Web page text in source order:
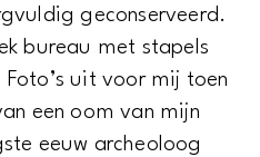
geconserveerd.
bureau met stapels
Foto’s uit voor mij toen
een oom van mijn
eeuw archeoloog